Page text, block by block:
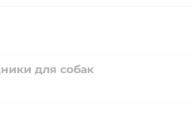
для собак